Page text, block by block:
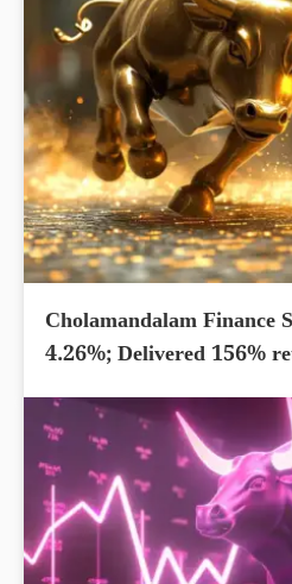
Cholamandalam Finance
4.26%; Delivered 156%